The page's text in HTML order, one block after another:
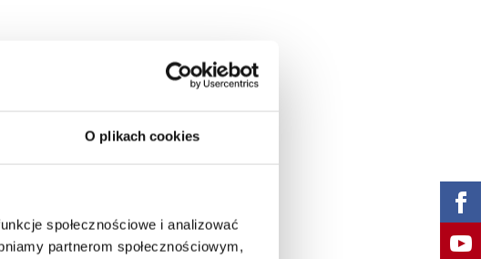
O plikach cookies
społecznościowe i analizować
partnerom społecznościowym,